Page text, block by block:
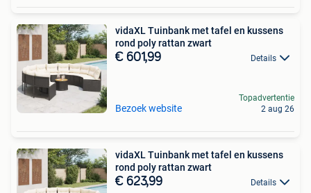
vidaXL Tuinbank met tafel en kussens
rond poly rattan zwart
€ 601,99 Details
Bezoek website
Topadvertentie
2 aug 26
vidaXL Tuinbank met tafel en kussens
rond poly rattan zwart
€ 623,99 Details